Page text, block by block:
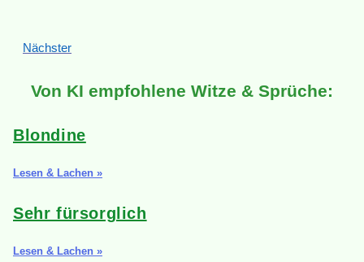
Nächster
Von KI empfohlene Witze & Sprüche:
Blondine
Lesen & Lachen »
Sehr fürsorglich
Lesen & Lachen »